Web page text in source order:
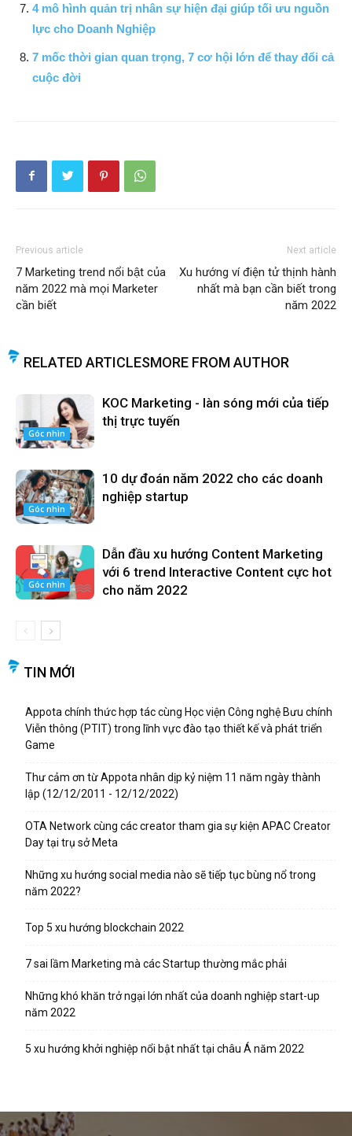
4 mô hình quản trị nhân sự hiện đại giúp tối ưu nguồn
lực cho Doanh Nghiệp
7 mốc thời gian quan trọng, 7 cơ hội lớn để thay đổi cả
cuộc đời
Previous article
7 Marketing trend nổi bật của
năm 2022 mà mọi Marketer
cần biết
Next article
Xu hướng ví điện tử thịnh hành
nhất mà bạn cần biết trong
năm 2022
RELATED ARTICLESMORE FROM AUTHOR
Góc nhìn
KOC Marketing - làn sóng mới của tiếp
thị trực tuyến
Góc nhìn
10 dự đoán năm 2022 cho các doanh
nghiệp startup
Góc nhìn
Dẫn đầu xu hướng Content Marketing
với 6 trend Interactive Content cực hot
cho năm 2022
TIN MỚI
Appota chính thức hợp tác cùng Học viện Công nghệ Bưu chính
Viễn thông (PTIT) trong lĩnh vực đào tạo thiết kế và phát triển
Game
Thư cảm ơn từ Appota nhân dịp kỷ niệm 11 năm ngày thành
lập (12/12/2011 - 12/12/2022)
OTA Network cùng các creator tham gia sự kiện APAC Creator
Day tại trụ sở Meta
Những xu hướng social media nào sẽ tiếp tục bùng nổ trong
năm 2022?
Top 5 xu hướng blockchain 2022
7 sai lầm Marketing mà các Startup thường mắc phải
Những khó khăn trở ngại lớn nhất của doanh nghiệp start-up
năm 2022
5 xu hướng khởi nghiệp nổi bật nhất tại châu Á năm 2022